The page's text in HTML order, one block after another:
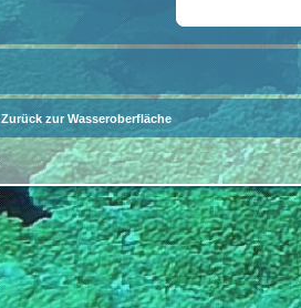
Zurück zur Wasseroberfläche